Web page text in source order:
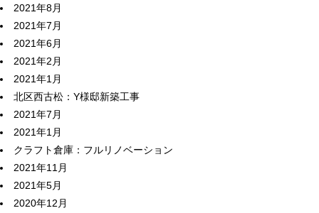
2021年8月
2021年7月
2021年6月
2021年2月
2021年1月
北区西古松：Y様邸新築工事
2021年7月
2021年1月
クラフト倉庫：フルリノベーション
2021年11月
2021年5月
2020年12月